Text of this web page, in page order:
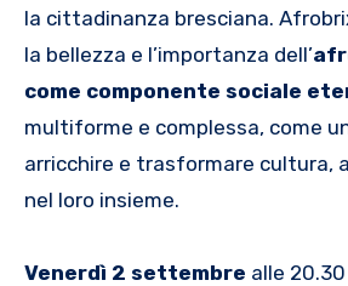
la cittadinanza bresciana.
la bellezza e l’importanza dell’
come componente sociale
multiforme e complessa, come
arricchire e trasformare cultura,
nel loro insieme.
Venerdì 2 settembre alle